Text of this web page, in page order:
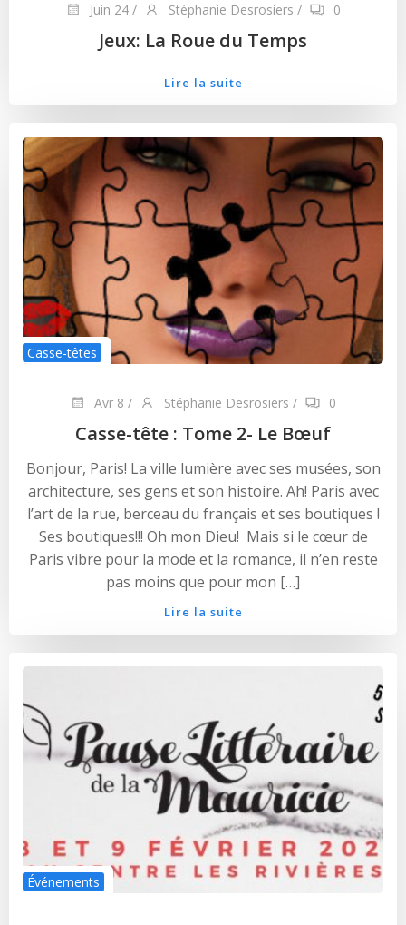
Juin 24 / Stéphanie Desrosiers / 0
Jeux: La Roue du Temps
Lire la suite
Casse-têtes
Avr 8 / Stéphanie Desrosiers / 0
Casse-tête : Tome 2- Le Bœuf
Bonjour, Paris! La ville lumière avec ses musées, son
architecture, ses gens et son histoire. Ah! Paris avec
l’art de la rue, berceau du français et ses boutiques !
Ses boutiques!!! Oh mon Dieu! Mais si le cœur de
Paris vibre pour la mode et la romance, il n’en reste
pas moins que pour mon […]
Lire la suite
Événements